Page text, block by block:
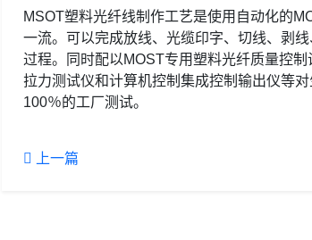
MSOT塑料光纤线制作工艺是使用自动化的
一流。可以完成放线、光缆印字、切线、剥
过程。同时配以MOST专用塑料光纤质量控
拉力测试仪和计算机控制集成控制输出仪等
100％的工厂测试。
上一篇